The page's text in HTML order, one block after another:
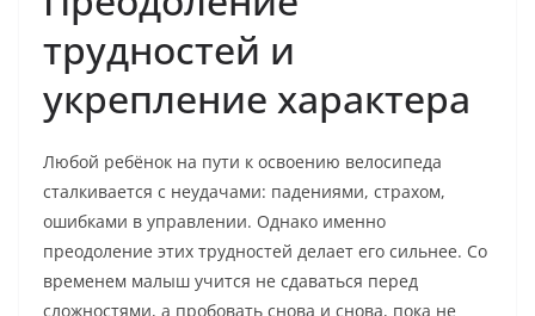
трудностей и
укрепление характера
Любой ребёнок на пути к освоению велосипеда
сталкивается с неудачами: падениями, страхом,
ошибками в управлении. Однако именно
преодоление этих трудностей делает его сильнее. Со
временем малыш учится не сдаваться перед
сложностями, а пробовать снова и снова, пока не